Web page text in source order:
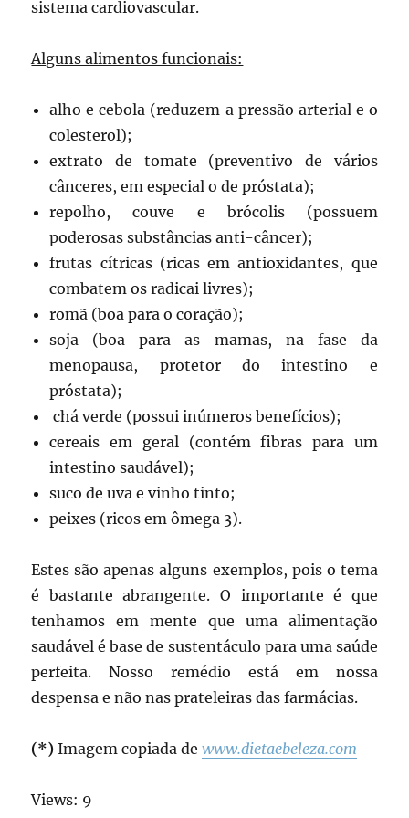
sistema cardiovascular.
Alguns alimentos funcionais:
alho e cebola (reduzem a pressão arterial e o
colesterol);
extrato de tomate (preventivo de vários
cânceres, em especial o de próstata);
repolho, couve e brócolis (possuem
poderosas substâncias anti-câncer);
frutas cítricas (ricas em antioxidantes, que
combatem os radicai livres);
romã (boa para o coração);
soja (boa para as mamas, na fase da
menopausa, protetor do intestino e
próstata);
chá verde (possui inúmeros benefícios);
cereais em geral (contém fibras para um
intestino saudável);
suco de uva e vinho tinto;
peixes (ricos em ômega 3).
Estes são apenas alguns exemplos, pois o tema
é bastante abrangente. O importante é que
tenhamos em mente que uma alimentação
saudável é base de sustentáculo para uma saúde
perfeita. Nosso remédio está em nossa
despensa e não nas prateleiras das farmácias.
(*) Imagem copiada dewww.dietaebeleza.com
Views: 9